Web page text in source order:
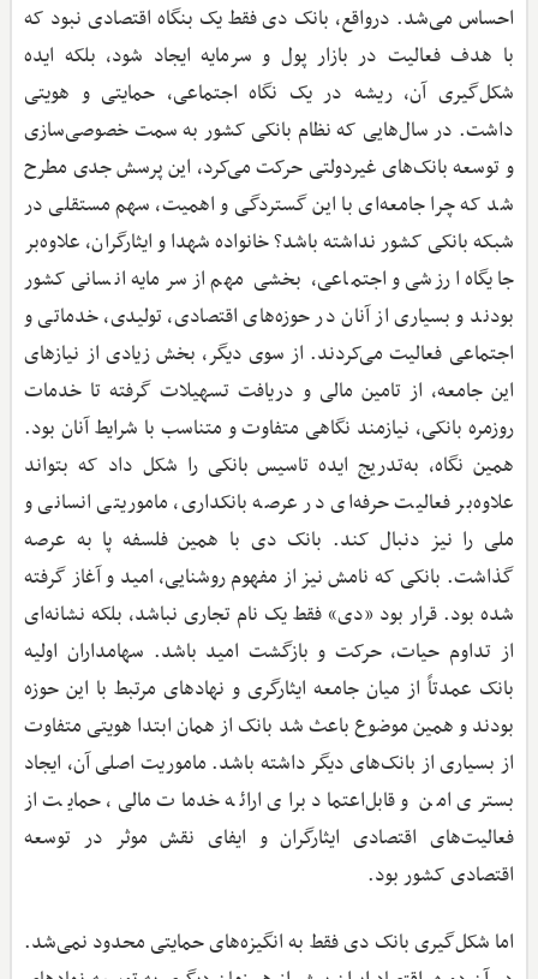
احساس می‌شد. درواقع، بانک دی فقط یک بنگاه اقتصادی نبود که
با هدف فعالیت در بازار پول و سرمایه ایجاد شود، بلکه ایده
شکل‌گیری آن، ریشه در یک نگاه اجتماعی، حمایتی و هویتی
داشت. در سال‌هایی که نظام بانکی کشور به سمت خصوصی‌سازی
و توسعه بانک‌های غیردولتی حرکت می‌کرد، این پرسش جدی مطرح
شد که چرا جامعه‌ای با این گستردگی و اهمیت، سهم مستقلی در
شبکه بانکی کشور نداشته باشد؟ خانواده شهدا و ایثارگران، علاوه‌بر
جایگاه ارزشی و اجتماعی، بخشی مهم از سرمایه انسانی کشور
بودند و بسیاری از آنان در حوزه‌های اقتصادی، تولیدی، خدماتی و
اجتماعی فعالیت می‌کردند. از سوی دیگر، بخش زیادی از نیازهای
این جامعه، از تامین مالی و دریافت تسهیلات گرفته تا خدمات
روزمره بانکی، نیازمند نگاهی متفاوت و متناسب با شرایط آنان بود.
همین نگاه، به‌تدریج ایده تاسیس بانکی را شکل داد که بتواند
علاوه‌بر فعالیت حرفه‌ای در عرصه بانکداری، ماموریتی انسانی و
ملی را نیز دنبال کند. بانک دی با همین فلسفه پا به عرصه
گذاشت. بانکی که نامش نیز از مفهوم روشنایی، امید و آغاز گرفته
شده بود. قرار بود «دی» فقط یک نام تجاری نباشد، بلکه نشانه‌ای
از تداوم حیات، حرکت و بازگشت امید باشد. سهامداران اولیه
بانک عمدتاً از میان جامعه ایثارگری و نهادهای مرتبط با این حوزه
بودند و همین موضوع باعث شد بانک از همان ابتدا هویتی متفاوت
از بسیاری از بانک‌های دیگر داشته باشد. ماموریت اصلی آن، ایجاد
بستری امن و قابل‌اعتماد برای ارائه خدمات مالی، حمایت از
فعالیت‌های اقتصادی ایثارگران و ایفای نقش موثر در توسعه
اقتصادی کشور بود.
اما شکل‌گیری بانک دی فقط به انگیزه‌های حمایتی محدود نمی‌شد.